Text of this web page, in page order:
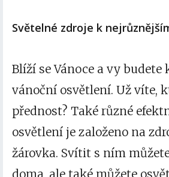
Světelné zdroje k
Blíží se Vánoce a vy budete
vánoční osvětlení. Už víte,
přednost? Také různé
osvětlení je založeno na
žárovka. Svítit s ním
doma, ale také můžete